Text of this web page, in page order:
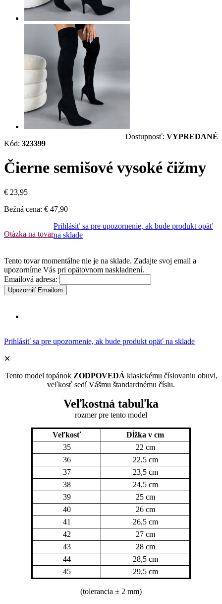
Kód: 323399
Dostupnosť: VYPREDANÉ
Čierne semišové vysoké čižmy
€ 23,95
Bežná cena: € 47,90
Otázka na tovar
Prihlásiť sa pre upozornenie, ak bude produkt opäť
na sklade
Tento tovar momentálne nie je na sklade. Zadajte svoj email a
upozorníme Vás pri opätovnom naskladnení.
Emailová adresa:
Upozorniť Emailom
Prihlásiť sa pre upozornenie, ak bude produkt opäť na sklade
✕
Tento model topánok ZODPOVEDÁ klasickému číslovaniu obuvi,
veľkosť sedí Vášmu štandardnému číslu.
Veľkostná tabuľka
rozmer pre tento model
Veľkosť
Dĺžka v cm
35
22 cm
36
22,5 cm
37
23,5 cm
38
24,5 cm
39
25 cm
40
26 cm
41
26,5 cm
42
27 cm
43
28 cm
44
28,5 cm
45
29,5 cm
(tolerancia ± 2 mm)